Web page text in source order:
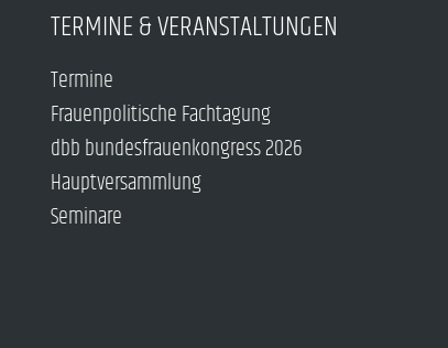
TERMINE & VERANSTALTUNGEN
Termine
Frauenpolitische Fachtagung
dbb bundesfrauenkongress 2026
Hauptversammlung
Seminare